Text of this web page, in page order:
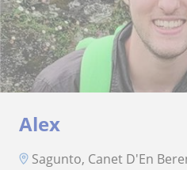
Alex
Sagunto, Canet D'En